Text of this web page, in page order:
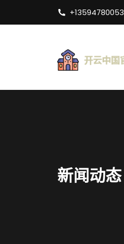
+13594780053
新闻动态